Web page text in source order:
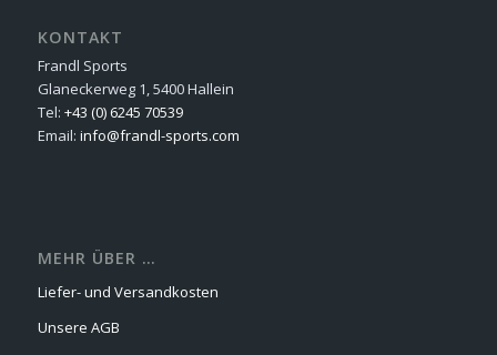
KONTAKT
Frandl Sports
Glaneckerweg 1, 5400 Hallein
Tel: +43 (0) 6245 70539
Email: info@frandl-sports.com
MEHR ÜBER …
Liefer- und Versandkosten
Unsere AGB